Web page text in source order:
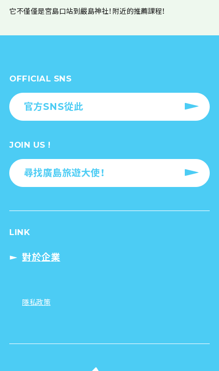
它不僅僅是宮島口站到嚴島神社！附近的推薦課程！
OFFICIAL SNS
官方SNS從此
JOIN US !
尋找廣島旅遊大使！
LINK
對於企業
隱私政策